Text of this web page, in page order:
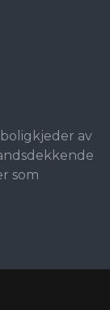
boligkjeder av
som